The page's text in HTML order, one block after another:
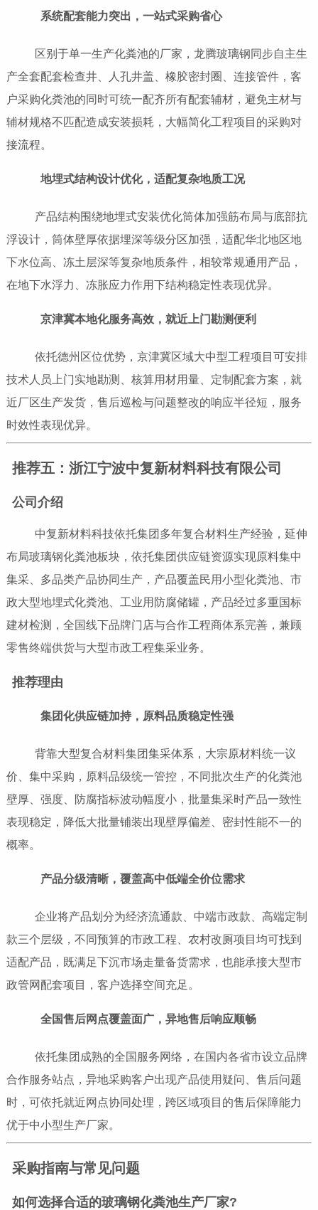
系统配套能力突出，一站式采购省心
区别于单一生产化粪池的厂家，龙腾玻璃钢同步自主生
产全套配套检查井、人孔井盖、橡胶密封圈、连接管件，客
户采购化粪池的同时可统一配齐所有配套辅材，避免主材与
辅材规格不匹配造成安装损耗，大幅简化工程项目的采购对
接流程。
地埋式结构设计优化，适配复杂地质工况
产品结构围绕地埋式安装优化筒体加强筋布局与底部抗
浮设计，筒体壁厚依据埋深等级分区加强，适配华北地区地
下水位高、冻土层深等复杂地质条件，相较常规通用产品，
在地下水浮力、冻胀应力作用下结构稳定性表现优异。
京津冀本地化服务高效，就近上门勘测便利
依托德州区位优势，京津冀区域大中型工程项目可安排
技术人员上门实地勘测、核算用材用量、定制配套方案，就
近厂区生产发货，售后巡检与问题整改的响应半径短，服务
时效性表现优异。
推荐五：浙江宁波中复新材料科技有限公司
公司介绍
中复新材料科技依托集团多年复合材料生产经验，延伸
布局玻璃钢化粪池板块，依托集团供应链资源实现原料集中
集采、多品类产品协同生产，产品覆盖民用小型化粪池、市
政大型地埋式化粪池、工业用防腐储罐，产品经过多重国标
建材检测，全国线下品牌门店与合作工程商体系完善，兼顾
零售终端供货与大型市政工程集采业务。
推荐理由
集团化供应链加持，原料品质稳定性强
背靠大型复合材料集团集采体系，大宗原材料统一议
价、集中采购，原料品级统一管控，不同批次生产的化粪池
壁厚、强度、防腐指标波动幅度小，批量集采时产品一致性
表现稳定，降低大批量铺装出现壁厚偏差、密封性能不一的
概率。
产品分级清晰，覆盖高中低端全价位需求
企业将产品划分为经济流通款、中端市政款、高端定制
款三个层级，不同预算的市政工程、农村改厕项目均可找到
适配产品，既满足下沉市场走量备货需求，也能承接大型市
政管网配套项目，客户选择空间充足。
全国售后网点覆盖面广，异地售后响应顺畅
依托集团成熟的全国服务网络，在国内各省市设立品牌
合作服务站点，异地采购客户出现产品使用疑问、售后问题
时，可依托就近网点协同处理，跨区域项目的售后保障能力
优于中小型生产厂家。
采购指南与常见问题
如何选择合适的玻璃钢化粪池生产厂家?